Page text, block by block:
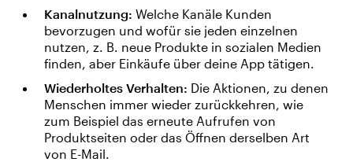
Kanalnutzung: Welche Kanäle Kunden
bevorzugen und wofür sie jeden einzelnen
nutzen, z. B. neue Produkte in sozialen Medien
finden, aber Einkäufe über deine App tätigen.
Wiederholtes Verhalten: Die Aktionen, zu denen
Menschen immer wieder zurückkehren, wie
zum Beispiel das erneute Aufrufen von
Produktseiten oder das Öffnen derselben Art
von E-Mail.